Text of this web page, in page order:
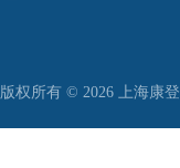
版权所有 © 2026 上海康